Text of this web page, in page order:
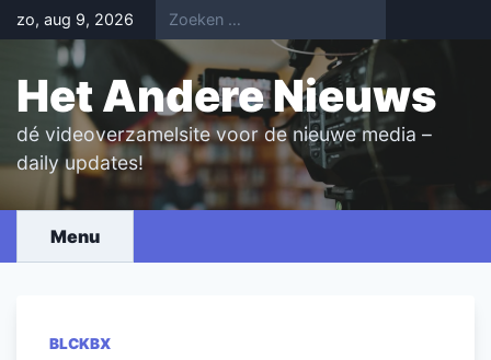
Skip
to
content
zo, aug 9, 2026
Het Andere Nieuws
dé videoverzamelsite voor de nieuwe media –
daily updates!
Menu
BLCKBX